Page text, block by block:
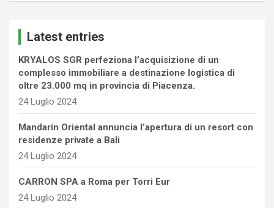
Latest entries
KRYALOS SGR perfeziona l’acquisizione di un
complesso immobiliare a destinazione logistica di
oltre 23.000 mq in provincia di Piacenza.
24 Luglio 2024
Mandarin Oriental annuncia l’apertura di un resort con
residenze private a Bali
24 Luglio 2024
CARRON SPA a Roma per Torri Eur
24 Luglio 2024